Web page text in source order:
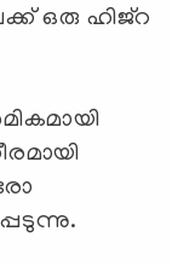
ഒരു ഹിജ്‌റ